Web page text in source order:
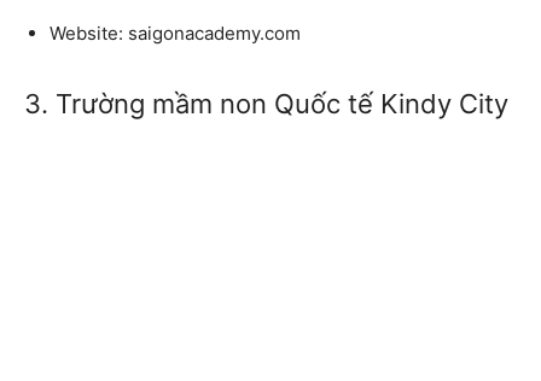
Website: saigonacademy.com
3. Trường mầm non Quốc tế Kindy City